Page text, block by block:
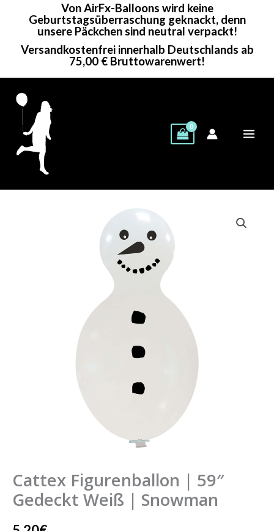
Von AirFx-Balloons wird keine
Geburtstagsüberraschung geknackt, denn
unsere Päckchen sind neutral verpackt!
Versandkostenfrei innerhalb Deutschlands ab
75,00 € Bruttowarenwert!
Cattex Figurenballon | 59″
Gedeckt Weiß | Snowman